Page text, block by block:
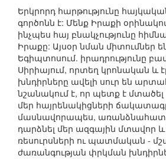
Երկրորդ հարթությունը
գործոնն է: Մենք Իրաքի
ինչպես հայ բնակչությունը
Իրաքը: Այսօր նման միտումներ
Եգիպտոսում. իրադրությունը
Սիրիայում, որտեղ կրոնական և
խնդիրները ավելի սուր են
նշանակում է, որ պետք է մտածել
մեր հայրենակիցների
մասնավորապես,
դարձնել մեր ազգային մտավոր
ռեսուրսների ու պատմական -
ժառանգության փրկման